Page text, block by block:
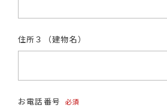
住所３（建物名）
お電話番号